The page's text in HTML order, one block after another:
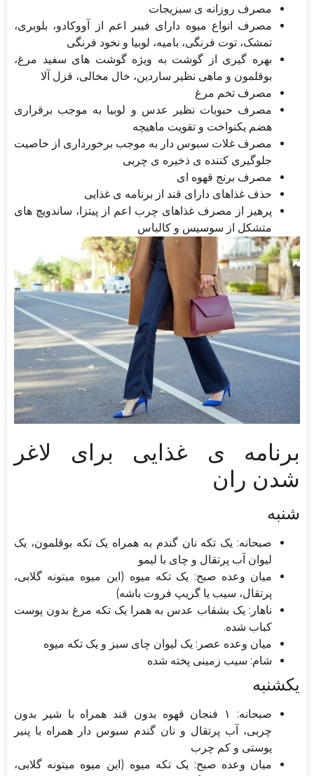
مصرف روزانه ی سبزیجات
مصرف انواع میوه دارای فیبر اعم از آووکادو، بلوبری،
تمشک، توت فرنگی، بامیه، لوبیا و نخود فرنگی
بهره گیری از گوشت به ویژه گوشت های سفید مرغ،
بوقلمون و ماهی نظیر ساردین، خال مخالی، قزل آلا
مصرف تخم مرغ
مصرف حبوبات نظیر عدس و لوبیا به موجب برقراری
هضم یکنواخت و تقویت ماهیچه
مصرف غلات سبوس دار به موجب برخورداری از خاصیت
جلوگیری کننده ی ذخیره ی چربی
مصرف برنج قهوه ای
حذف غذاهای دارای قند از برنامه ی غذایی
پرهیز از مصرف غذاهای چرب اعم از پیتزا، ساندویچ های
متشکل از سوسیس و کالباس
برنامه ی غذایی برای لاغر
شدن ران
شنبه
صبحانه: یک تکه نان گندم به همراه یک تکه بوقلمون، یک
لیوان آب پرتقال و چای با لیمو
میان وعده صبح: یک تکه میوه (این میوه میتونه گلابی،
پرتقال، سیب یا گریپ فروت باشه)
ناهار: یک بشقاب عدس به همرا یک تکه مرغ بدون پوست
کباب شده.
میان وعده عصر: یک لیوان چای سبز و یک تکه میوه
شام: سیب زمینی پخته شده
یکشنبه
صبحانه: ۱ فنجان قهوه بدون قند همراه با شیر بدون
چربی، آب پرتقال و نان گندم سبوس دار همراه با پنیر
پوستی و کم چرب
میان وعده صبح: یک تکه میوه (این میوه میتونه گلابی،